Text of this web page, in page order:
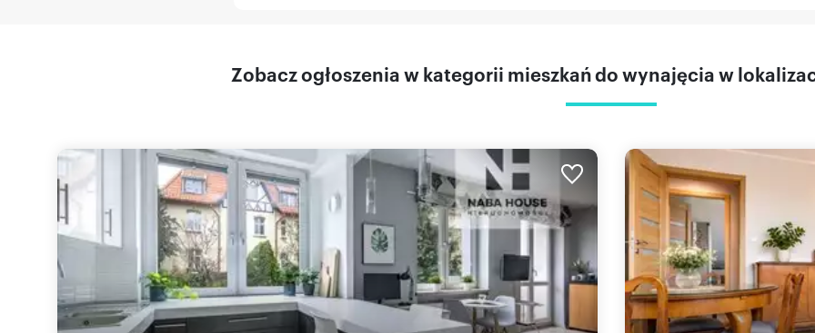
Zobacz ogłoszenia w kategorii mieszkań do wynajęcia w